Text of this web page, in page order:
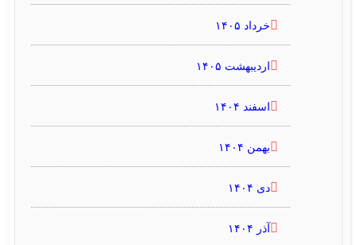
خرداد ۱۴۰۵
اردیبهشت ۱۴۰۵
اسفند ۱۴۰۴
بهمن ۱۴۰۴